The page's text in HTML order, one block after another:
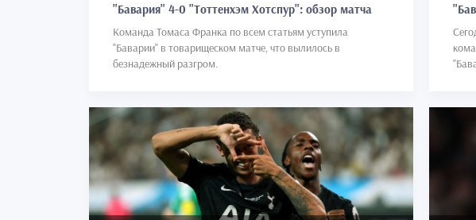
"Бавария" 4-0 "Тоттенхэм Хотспур": обзор матча
Команда Томаса Франка по всем статьям уступила
"Баварии" в товарищеском матче, что вылилось в
безнадежный разгром.